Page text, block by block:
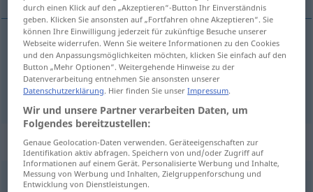
mahnuti(-ati) schwingen
vitlati AKK/INSTR schwingen
„schwingen“: intransitives Verb
schwingenv/i
durch einen Klick auf den „Akzeptieren“-Button Ihr Einverständnis
geben. Klicken Sie ansonsten auf „Fortfahren ohne Akzeptieren“. Sie
können Ihre Einwilligung jederzeit für zukünftige Besuche unserer
Webseite widerrufen. Wenn Sie weitere Informationen zu den Cookies
und den Anpassungsmöglichkeiten möchten, klicken Sie einfach auf den
Button „Mehr Optionen“. Weitergehende Hinweise zu der
Datenverarbeitung entnehmen Sie ansonsten unserer
Datenschutzerklärung. Hier finden Sie unserImpressum.
Wir und unsere Partner verarbeiten Daten, um
Folgendes bereitzustellen:
Genaue Geolocation-Daten verwenden. Geräteeigenschaften zur
Identifikation aktiv abfragen. Speichern von und/oder Zugriff auf
Informationen auf einem Gerät. Personalisierte Werbung und Inhalte,
Messung von Werbung und Inhalten, Zielgruppenforschung und
Entwicklung von Dienstleistungen.